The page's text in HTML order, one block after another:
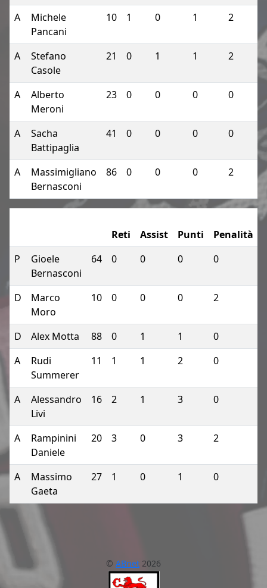
A
Michele
Pancani
10 1 0 1 2
A
Stefano
Casole
21 0 1 1 2
A
Alberto
Meroni
23 0 0 0 0
A
Sacha
Battipaglia
41 0 0 0 0
A
Massimigliano
Bernasconi
86 0 0 0 2
Reti Assist Punti Penalità
P
Gioele
Bernasconi
64 0 0 0 0
D
Marco
Moro
10 0 0 0 2
D Alex Motta 88 0 1 1 0
A
Rudi
Summerer
11 1 1 2 0
A
Alessandro
Livi
16 2 1 3 0
A
Rampinini
Daniele
20 3 0 3 2
A
Massimo
Gaeta
27 1 0 1 0
© ABnet 2026